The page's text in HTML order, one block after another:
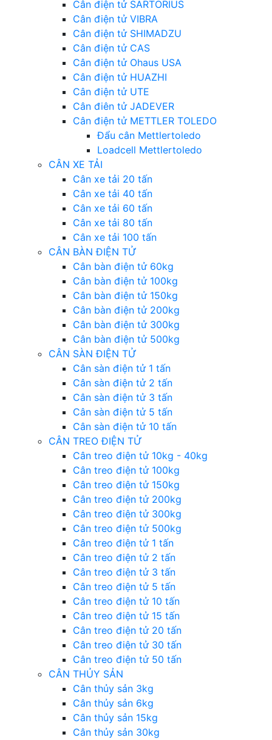
Cân điện tử SARTORIUS
Cân điện tử VIBRA
Cân điện tử SHIMADZU
Cân điện tử CAS
Cân điện tử Ohaus USA
Cân điện tử HUAZHI
Cân điện tử UTE
Cân điên tử JADEVER
Cân điện tử METTLER TOLEDO
Đẩu cân Mettlertoledo
Loadcell Mettlertoledo
CÂN XE TẢI
Cân xe tải 20 tấn
Cân xe tải 40 tấn
Cân xe tải 60 tấn
Cân xe tải 80 tấn
Cân xe tải 100 tấn
CÂN BÀN ĐIỆN TỬ
Cân bàn điện tử 60kg
Cân bàn điện tử 100kg
Cân bàn điện tử 150kg
Cân bàn điện tử 200kg
Cân bàn điện tử 300kg
Cân bàn điện tử 500kg
CÂN SÀN ĐIỆN TỬ
Cân sàn điện tử 1 tấn
Cân sàn điện tử 2 tấn
Cân sàn điện tử 3 tấn
Cân sàn điện tử 5 tấn
Cân sàn điện tử 10 tấn
CÂN TREO ĐIỆN TỬ
Cân treo điện tử 10kg - 40kg
Cân treo điện tử 100kg
Cân treo điện tử 150kg
Cân treo điện tử 200kg
Cân treo điện tử 300kg
Cân treo điện tử 500kg
Cân treo điện tử 1 tấn
Cân treo điện tử 2 tấn
Cân treo điện tử 3 tấn
Cân treo điện tử 5 tấn
Cân treo điện tử 10 tấn
Cân treo điện tử 15 tấn
Cân treo điện tử 20 tấn
Cân treo điện tử 30 tấn
Cân treo điện tử 50 tấn
CÂN THỦY SẢN
Cân thủy sản 3kg
Cân thủy sản 6kg
Cân thủy sản 15kg
Cân thủy sản 30kg